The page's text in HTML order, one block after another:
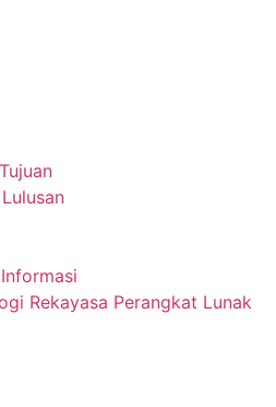
Rekayasa Perangkat Lunak